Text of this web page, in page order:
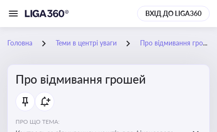
ВХІД ДО LIGA360
Головна Теми в центрі уваги Про відмивання грошей
Про відмивання грошей
ПРО ЩО ТЕМА: